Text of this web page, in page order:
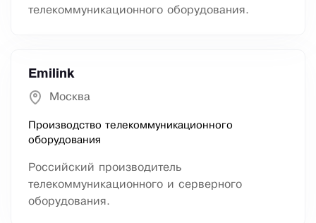
телекоммуникационного оборудования.
Emilink
Москва
Производство телекоммуникационного
оборудования
Российский производитель
телекоммуникационного и серверного
оборудования.